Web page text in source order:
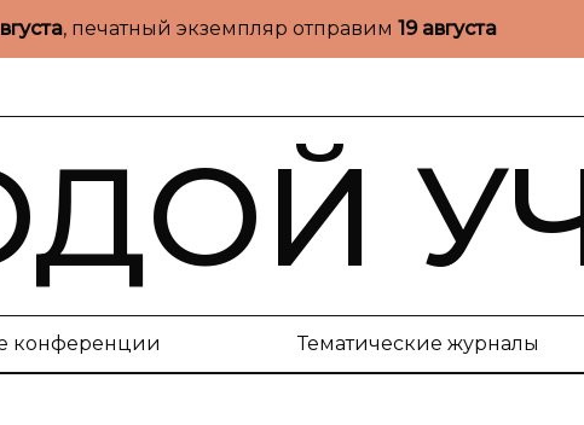
, печатный экземпляр отправим 19 августа
конференции Тематические журналы